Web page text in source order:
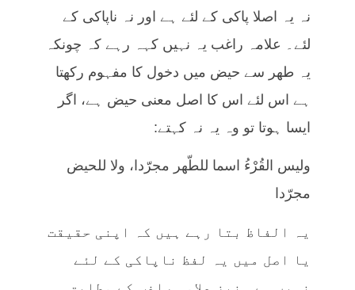
نہ یہ اصلا پاکی کے لئے ہے اور نہ ناپاکی کے
لئے۔ علامہ راغب یہ نہیں کہہ رہے کہ چونکہ
یہ طھر سے حیض میں دخول کا مفہوم رکھتا
ہے اس لئے اس کا اصل معنی حیض ہے، اگر
ایسا ہوتا تو وہ یہ نہ کہتے:
وليس القُرْءُ اسما للطّهر مجرّدا، ولا للحيض
مجرّدا
یہ الفاظ بتا رہے ہیں کہ اپنی حقیقت
یا اصل میں یہ لفظ ناپاکی کے لئے